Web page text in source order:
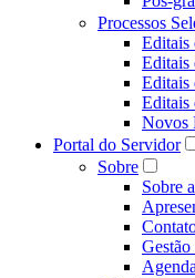
Processos
Editais
Editais
Editais
Novos
Portal do Servidor
Sobre
Sobre
Gestão
Agenda